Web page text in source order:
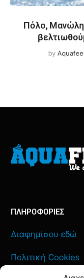
Πόλο,
by
ΠΛΗΡΟΦΟΡΙΕΣ
Διαφημίσου εδώ
Πολιτική Cookies